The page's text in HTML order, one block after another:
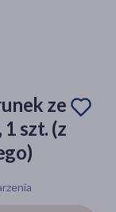
ze
szt. (z